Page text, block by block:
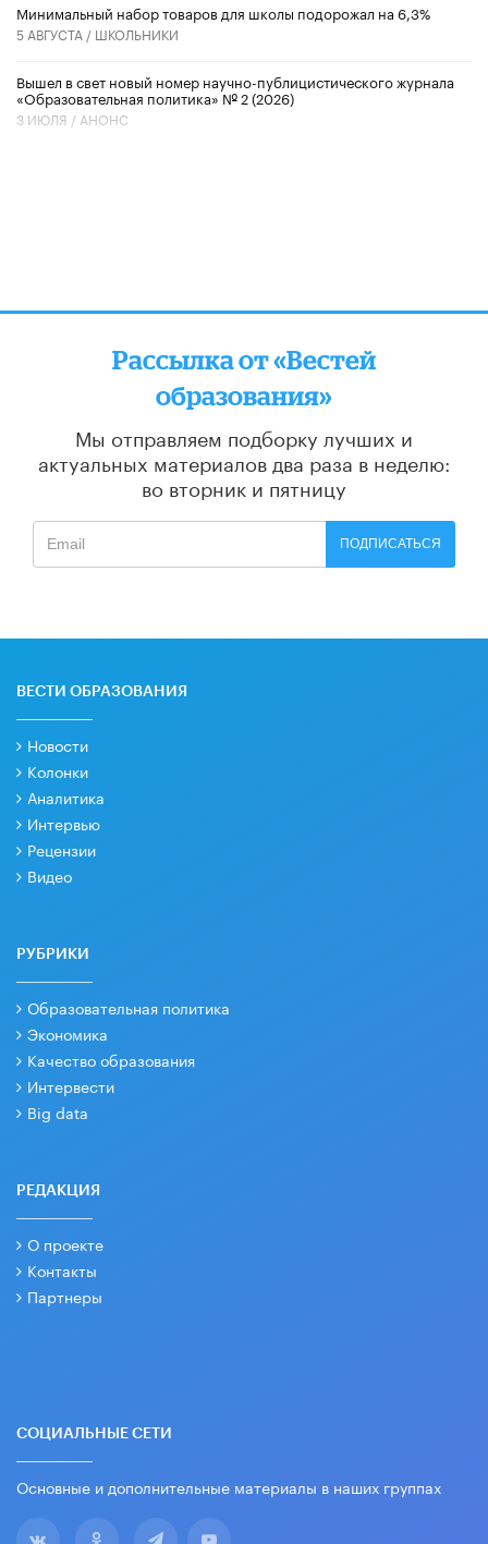
Минимальный набор товаров для школы подорожал на 6,3%
5 АВГУСТА / ШКОЛЬНИКИ
Вышел в свет новый номер научно-публицистического журнала
«Образовательная политика» № 2 (2026)
3 ИЮЛЯ / АНОНС
Рассылка от «Вестей
образования»
Мы отправляем подборку лучших и
актуальных материалов два раза в неделю:
во вторник и пятницу
ПОДПИСАТЬСЯ
ВЕСТИ ОБРАЗОВАНИЯ
Новости
Колонки
Аналитика
Интервью
Рецензии
Видео
РУБРИКИ
Образовательная политика
Экономика
Качество образования
Интервести
Big data
РЕДАКЦИЯ
О проекте
Контакты
Партнеры
СОЦИАЛЬНЫЕ СЕТИ
Основные и дополнительные материалы в наших группах